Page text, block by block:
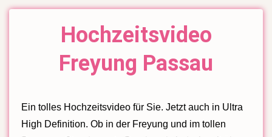
Hochzeitsvideo
Freyung Passau
Ein tolles Hochzeitsvideo für Sie. Jetzt auch in Ultra
High Definition. Ob in der Freyung und im tollen